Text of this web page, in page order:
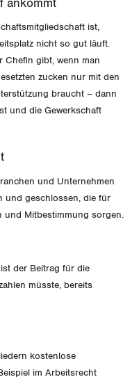
ankommt
ist,
nicht so gut läuft.
Chefin gibt, wenn man
zucken nur mit den
braucht – dann
und die Gewerkschaft
und Unternehmen
und geschlossen, die für
Mitbestimmung sorgen.
der Beitrag für die
müsste, bereits
kostenlose
im Arbeitsrecht